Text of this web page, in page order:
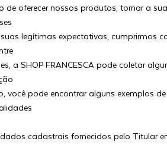
de oferecer nossos produtos, tornar a
legítimas expectativas, cumprirmos
a SHOP FRANCESCA pode coletar
você pode encontrar alguns exemplos
cadastrais fornecidos pelo Titular